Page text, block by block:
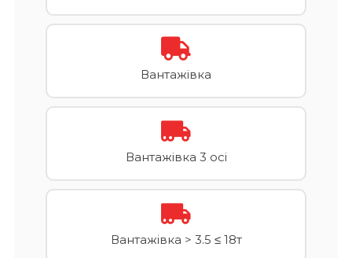
Вантажівка
Вантажівка 3 осі
Вантажівка > 3.5 ≤ 18т